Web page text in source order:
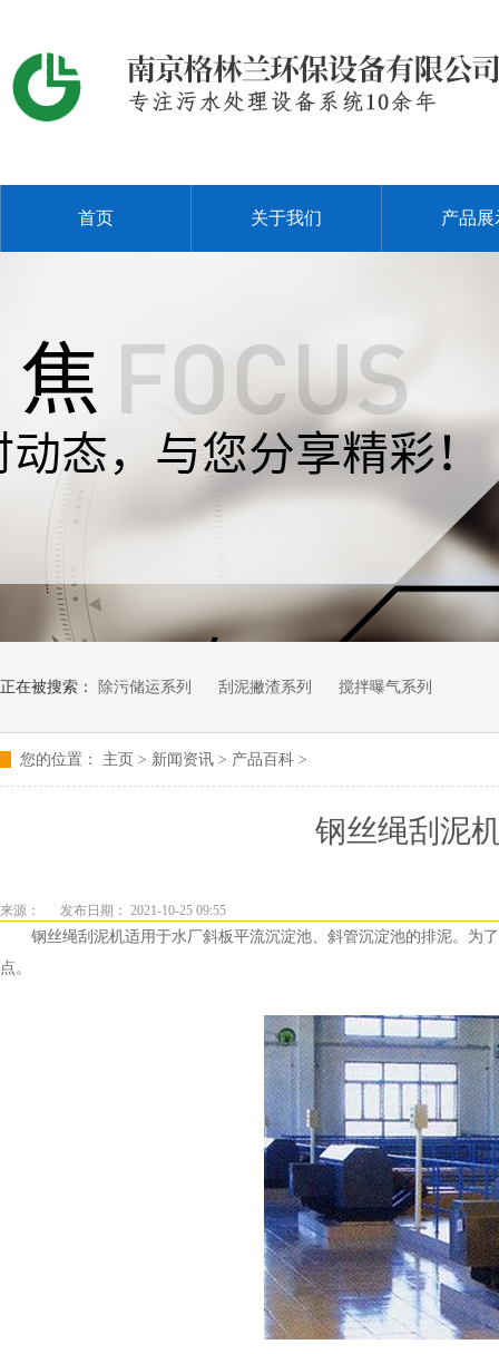
首页 关于我们 产品展
正在被搜索： 除污储运系列 刮泥撇渣系列 搅拌曝气系列
您的位置： 主页 > 新闻资讯 > 产品百科 >
钢丝绳刮泥
来源： 发布日期： 2021-10-25 09:55
钢丝绳刮泥机适用于水厂斜板平流沉淀池、斜管沉淀池的排泥。为
点。